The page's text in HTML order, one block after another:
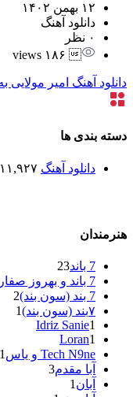
۱۲ بهمن ۱۴۰۲
دانلود آهنگ
۰ نظر
۱۸۶ views
دانلود آهنگ امیر مولایی
دسته بندی ها
دانلود آهنگ ۱۱,۹۲۷
هنرمندان
7 باند
23
7 باند و بهروز صفاریان
7 بند (سون بند)
2
۷بند (سون بند)
1
Idriz Sanie1
Loran1
Tech N9ne و یاس
1
آبا مقدم3
آبان 1